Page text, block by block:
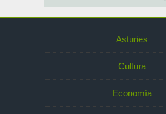
Asturies
Cultura
Economía